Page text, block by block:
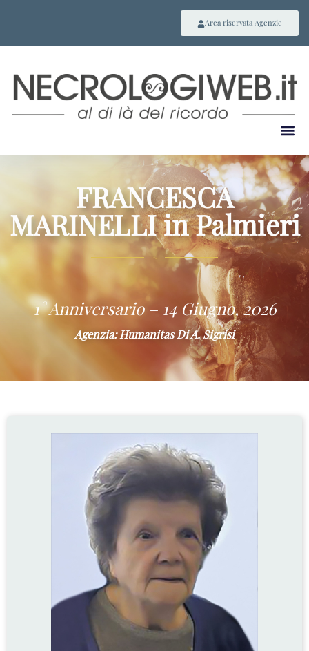
Area riservata Agenzie
FRANCESCA
MARINELLI in Palmieri
~
1° Anniversario – 14 Giugno, 2026
Agenzia: Humanitas Di A. Sigrisi